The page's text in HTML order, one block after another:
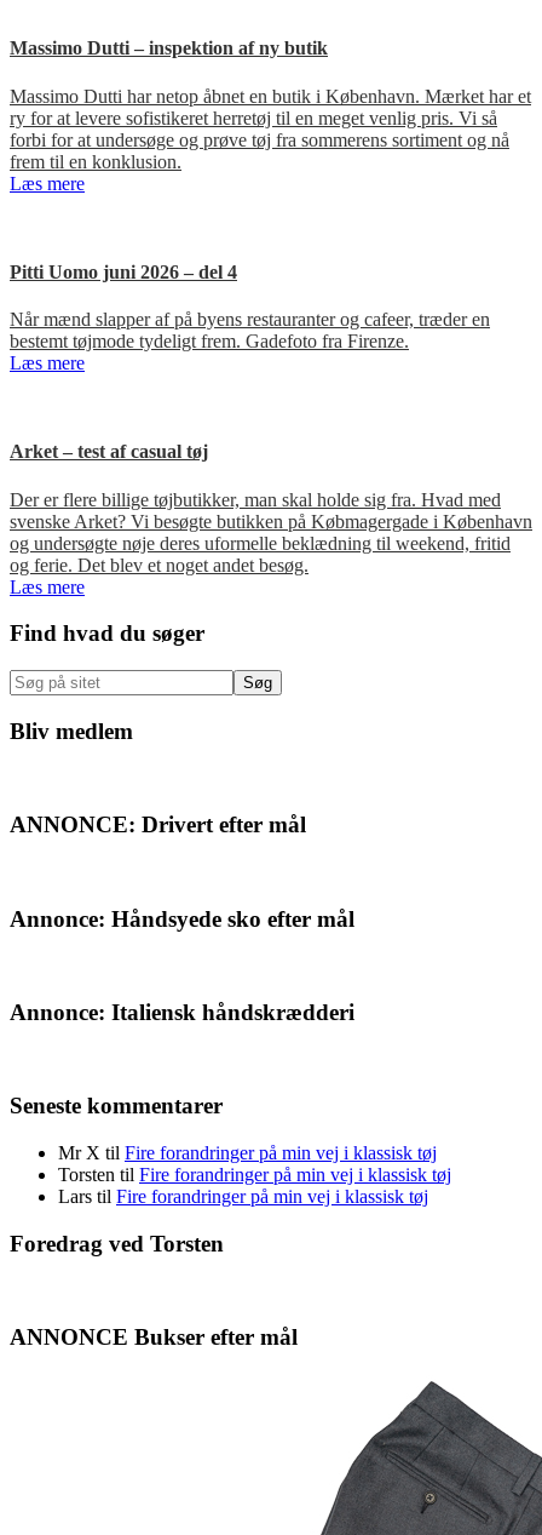
Massimo Dutti – inspektion af ny butik
Massimo Dutti har netop åbnet en butik i København. Mærket har et
ry for at levere sofistikeret herretøj til en meget venlig pris. Vi så
forbi for at undersøge og prøve tøj fra sommerens sortiment og nå
frem til en konklusion.
Læs mere
Pitti Uomo juni 2026 – del 4
Når mænd slapper af på byens restauranter og cafeer, træder en
bestemt tøjmode tydeligt frem. Gadefoto fra Firenze.
Læs mere
Arket – test af casual tøj
Der er flere billige tøjbutikker, man skal holde sig fra. Hvad med
svenske Arket? Vi besøgte butikken på Købmagergade i København
og undersøgte nøje deres uformelle beklædning til weekend, fritid
og ferie. Det blev et noget andet besøg.
Læs mere
Primær
Sidebar
Find hvad du søger
Søg
på
sitet
Bliv medlem
ANNONCE: Drivert efter mål
Annonce: Håndsyede sko efter mål
Annonce: Italiensk håndskrædderi
Seneste kommentarer
Mr X til Fire forandringer på min vej i klassisk tøj
Torsten til Fire forandringer på min vej i klassisk tøj
Lars til Fire forandringer på min vej i klassisk tøj
Foredrag ved Torsten
ANNONCE Bukser efter mål